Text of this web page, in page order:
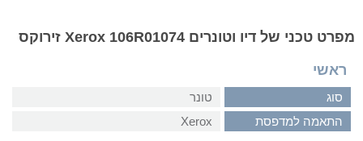
מפרט טכני של דיו וטונרים Xerox 106R01074 זירוקס
ראשי
סוג
טונר
התאמה למדפסת
Xerox